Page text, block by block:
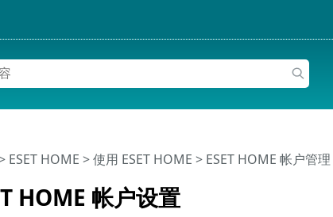
HOME 帐户设置
ESET HOME >使用 ESET HOME > ESET HOME 帐户管理